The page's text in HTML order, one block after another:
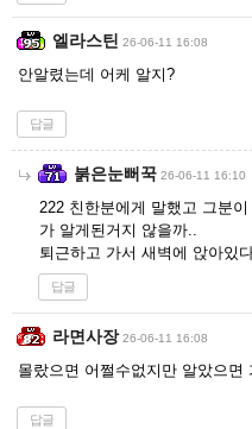
엘라스틴 26-06-11 16:08
안알렸는데 어케 알지?
답글
붉은눈뻐꾹 26-06-11 16:10
222 친한분에게 말했고 그분
가 알게된거지 않을까..
퇴근하고 가서 새벽에 앉아있
답글
라면사장 26-06-11 16:08
몰랐으면 어쩔수없지만 알았으면
답글